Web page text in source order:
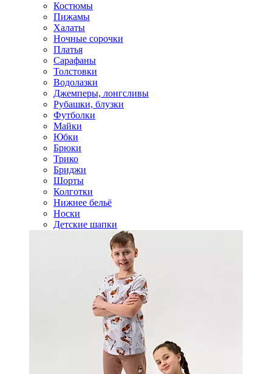
Костюмы
Пижамы
Халаты
Ночные сорочки
Платья
Сарафаны
Толстовки
Водолазки
Джемперы, лонгсливы
Рубашки, блузки
Футболки
Майки
Юбки
Брюки
Трико
Бриджи
Шорты
Колготки
Нижнее бельё
Носки
Детские шапки